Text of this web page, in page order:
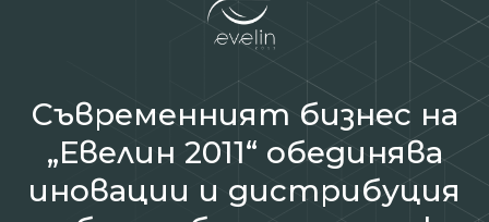
Съвременният бизнес на
„Евелин 2011“ обединява
иновации и дистрибуция